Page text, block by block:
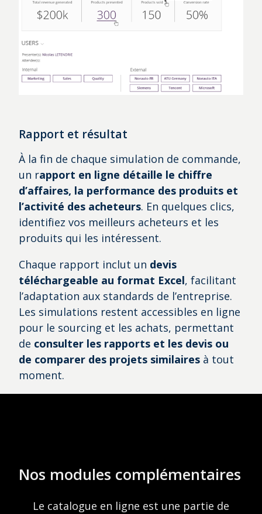
Rapport et résultat
À la fin de chaque simulation de commande,
un rapport en ligne détaille le chiffre
d’affaires, la performance des produits et
l’activité des acheteurs. En quelques clics,
identifiez vos meilleurs acheteurs et les
produits qui les intéressent.
Chaque rapport inclut un devis
téléchargeable au format Excel, facilitant
l’adaptation aux standards de l’entreprise.
Les simulations restent accessibles en ligne
pour le sourcing et les achats, permettant
de consulter les rapports et les devis ou
de comparer des projets similaires à tout
moment.
Nos modules complémentaires
Le catalogue en ligne est une partie de